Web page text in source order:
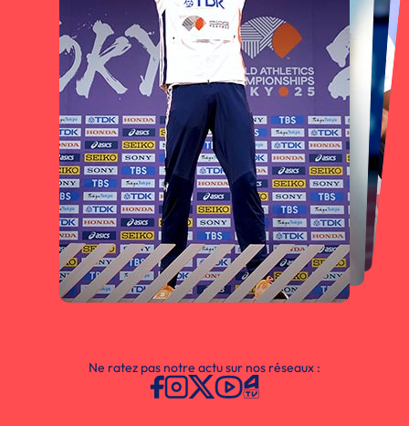
Ne ratez pas notre actu sur nos réseaux :